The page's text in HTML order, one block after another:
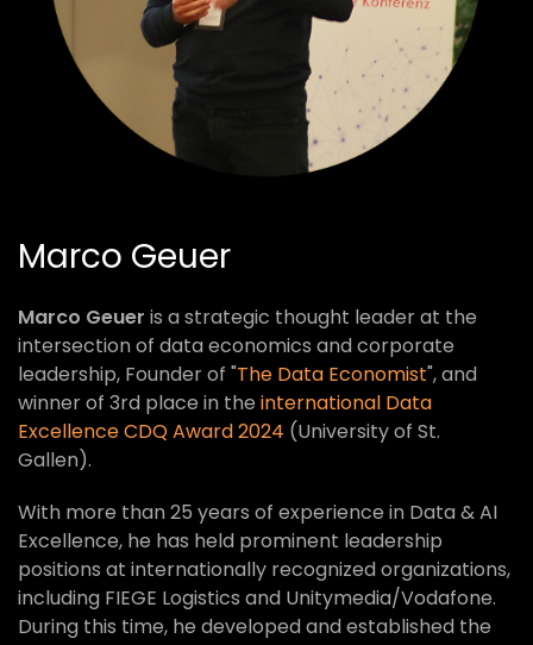
Marco Geuer
Marco Geuer is a strategic thought leader at the
intersection of data economics and corporate
leadership, Founder of "The Data Economist", and
winner of 3rd place in the international Data
Excellence CDQ Award 2024 (University of St.
Gallen).
With more than 25 years of experience in Data & AI
Excellence, he has held prominent leadership
positions at internationally recognized organizations,
including FIEGE Logistics and Unitymedia/Vodafone.
During this time, he developed and established the